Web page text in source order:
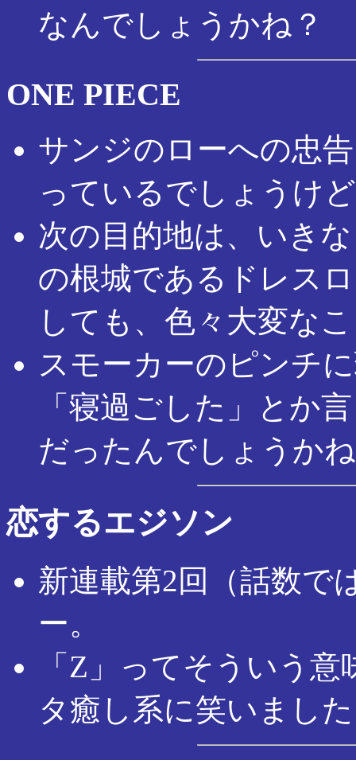
なんでしょうかね？
ONE PIECE
サンジのローへの忠
っているでしょうけ
次の目的地は、いき
の根城であるドレス
しても、色々大変な
スモーカーのピンチ
「寝過ごした」とか
だったんでしょうか
恋するエジソン
新連載第2回（話数で
ー。
「Z」ってそういう
タ癒し系に笑いまし